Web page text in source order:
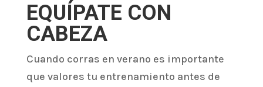
EQUÍPATE CON
CABEZA
Cuando corras en verano es importante
que valores tu entrenamiento antes de